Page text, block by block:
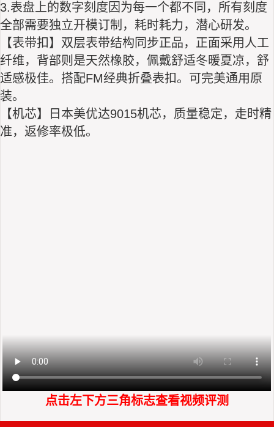
3.表盘上的数字刻度因为每一个都不同，所有刻度
全部需要独立开模订制，耗时耗力，潜心研发。
【表带扣】双层表带结构同步正品，正面采用人工
纤维，背部则是天然橡胶，佩戴舒适冬暖夏凉，舒
适感极佳。搭配FM经典折叠表扣。可完美通用原
装。
【机芯】日本美优达9015机芯，质量稳定，走时精
准，返修率极低。
点击左下方三角标志查看视频评测